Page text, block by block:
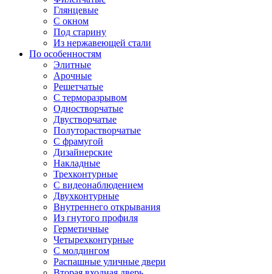
Глянцевые
С окном
Под старину
Из нержавеющей стали
По особенностям
Элитные
Арочные
Решетчатые
С терморазрывом
Одностворчатые
Двустворчатые
Полуторастворчатые
С фрамугой
Дизайнерские
Накладные
Трехконтурные
С видеонаблюдением
Двухконтурные
Внутреннего открывания
Из гнутого профиля
Герметичные
Четырехконтурные
С молдингом
Распашные уличные двери